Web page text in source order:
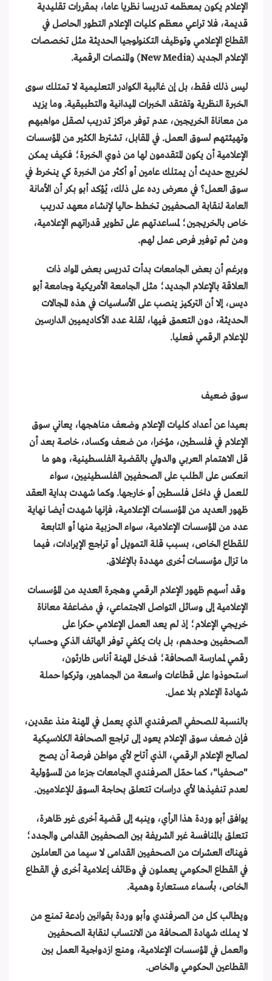
الإعلام يكون بمعظمه تدريسا نظريا عاما، بمقررات تقليدية
قديمة، فلا تراعي معظم كليات الإعلام التطور الحاصل في
القطاع الإعلامي وتوظيف التكنولوجيا الحديثة مثل تخصصات
الإعلام الجديد (New Media) والمنصات الرقمية.
ليس ذلك فقط، بل إن غالبية الكوادر التعليمية لا تمتلك سوى
الخبرة النظرية وتفتقد الخبرات الميدانية والتطبيقية. وما يزيد
من معاناة الخريجين، عدم توفر مراكز تدريب لصقل مواهبهم
وتهيئتهم لسوق العمل. في المقابل، تشترط الكثير من المؤسسات
الإعلامية أن يكون المتقدمون لها من ذوي الخبرة؛ فكيف يمكن
لخريج حديث أن يمتلك عامين أو أكثر من الخبرة كي ينخرط في
سوق العمل؟ في معرض رده على ذلك، يُؤكد أبو بكر أن الأمانة
العامة لنقابة الصحفيين تخطط حاليا لإنشاء معهد تدريب
خاص بالخريجين؛ لمساعدتهم على تطوير قدراتهم الإعلامية،
ومن ثم توفير فرص عمل لهم.
وبرغم أن بعض الجامعات بدأت تدريس بعض المواد ذات
العلاقة بالإعلام الجديد؛ مثل الجامعة الأمريكية وجامعة أبو
ديس، إلا أن التركيز ينصب على الأساسيات في هذه المجالات
الحديثة، دون التعمق فيها، لقلة عدد الأكاديميين الدارسين
للإعلام الرقمي فعليا.
سوق ضعيف
بعيدا عن أعداد كليات الإعلام وضعف مناهجها، يعاني سوق
الإعلام في فلسطين، مؤخرا، من ضعف وكساد، خاصة بعد أن
قل الاهتمام العربي والدولي بالقضية الفلسطينية، وهو ما
انعكس على الطلب على الصحفيين الفلسطينيين، سواء
للعمل في داخل فلسطين أو خارجها. وكما شهدت بداية العقد
ظهور العديد من المؤسسات الإعلامية، فإنها شهدت أيضا نهاية
عدد من المؤسسات الإعلامية، سواء الحزبية منها أو التابعة
للقطاع الخاص، بسبب قلة التمويل أو تراجع الإيرادات، فيما
ما تزال مؤسسات أخرى مهددة بالإغلاق.
وقد أسهم ظهور الإعلام الرقمي وهجرة العديد من المؤسسات
الإعلامية إلى وسائل التواصل الاجتماعي، في مضاعفة معاناة
خريجي الإعلام؛ إذ لم يعد العمل الإعلامي حكرا على
الصحفيين وحدهم، بل بات يكفي توفر الهاتف الذكي وحساب
رقمي لممارسة الصحافة؛ فدخل المهنة أناس طارئون،
استحوذوا على قطاعات واسعة من الجماهير، وتركوا حملة
شهادة الإعلام بلا عمل.
بالنسبة للصحفي الصرفندي الذي يعمل في المهنة منذ عقدين،
فإن ضعف سوق الإعلام يعود إلى تراجع الصحافة الكلاسيكية
لصالح الإعلام الرقمي، الذي أتاح لأي مواطن فرصة أن يصح
"صحفيا"، كما حمّل الصرفندي الجامعات جزءا من المسؤولية
لعدم تنفيذها لأي دراسات تتعلق بحاجة السوق للإعلاميين.
يوافق أبو وردة هذا الرأي، وينبه إلى قضية أخرى غير ظاهرة،
تتعلق بالمنافسة غير الشريفة بين الصحفيين القدامى والجدد؛
فهناك العشرات من الصحفيين القدامى لا سيما من العاملين
في القطاع الحكومي يعملون في وظائف إعلامية أخرى في القطاع
الخاص، بأسماء مستعارة وهمية.
ويطالب كل من الصرفندي وأبو وردة بقوانين رادعة تمنع من
لا يملك شهادة الصحافة من الانتساب لنقابة الصحفيين
والعمل في المؤسسات الإعلامية، ومنع ازدواجية العمل بين
القطاعين الحكومي والخاص.